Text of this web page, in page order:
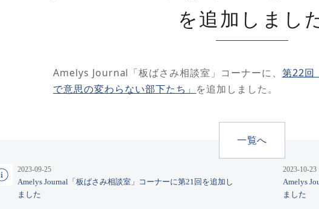
を追加しまし
Amelys Journal「板ばさみ相談室」コーナーに、 第22回
で意思の変わらない部下たち」 を追加しました。
一覧へ
2023-09-25
Amelys Journal「板ばさみ相談室」コーナーに第21回を追加し
ました
2023-10-23
Amelys
ました